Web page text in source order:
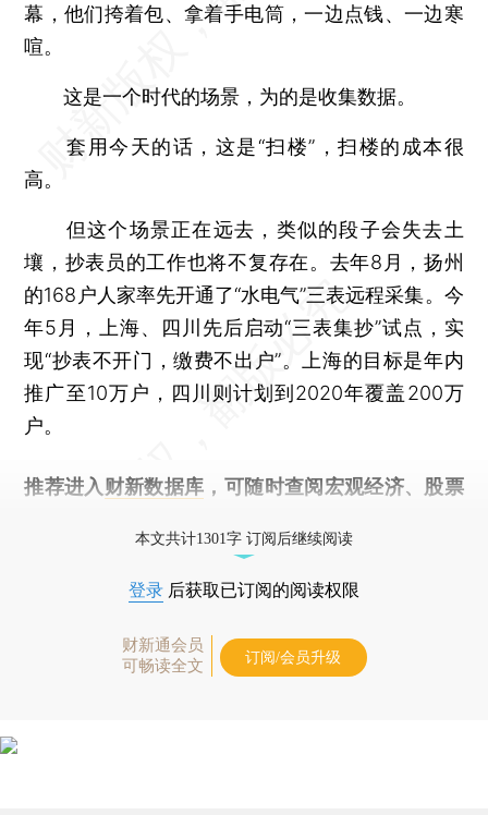
幕，他们挎着包、拿着手电筒，一边点钱、一边寒
喧。
这是一个时代的场景，为的是收集数据。
套用今天的话，这是“扫楼”，扫楼的成本很
高。
但这个场景正在远去，类似的段子会失去土
壤，抄表员的工作也将不复存在。去年8月，扬州
的168户人家率先开通了“水电气”三表远程采集。今
年5月，上海、四川先后启动“三表集抄”试点，实
现“抄表不开门，缴费不出户”。上海的目标是年内
推广至10万户，四川则计划到2020年覆盖200万
户。
推荐进入 财新数据库 ，可随时查阅宏观经济、股票
本文共计1301字 订阅后继续阅读
登录 后获取已订阅的阅读权限
财新通会员
可畅读全文
订阅/会员升级